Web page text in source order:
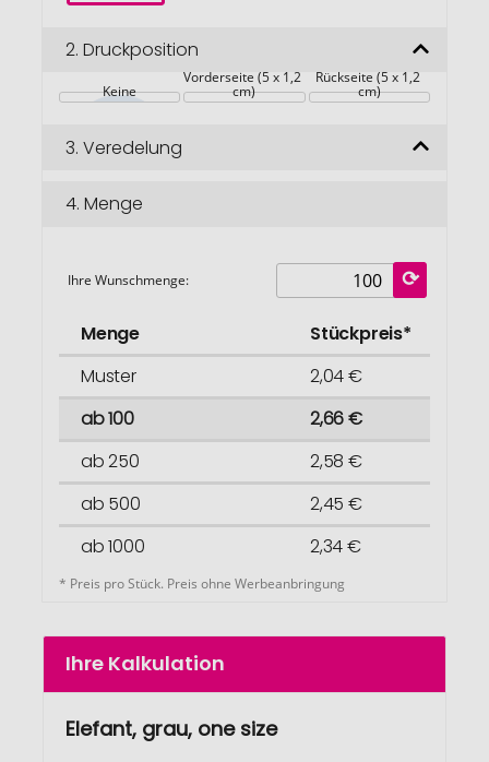
2. Druckposition
Keine
Vorderseite (5 x 1,2
cm)
Rückseite (5 x 1,2
cm)
3. Veredelung
4. Menge
Ihre Wunschmenge:
Menge
Stückpreis*
Muster
2,04 €
ab 100
2,66 €
ab 250
2,58 €
ab 500
2,45 €
ab 1000
2,34 €
* Preis pro Stück. Preis ohne Werbeanbringung
Ihre Kalkulation
Elefant, grau, one size